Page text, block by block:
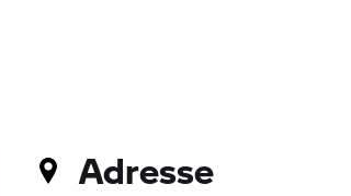
Adresse